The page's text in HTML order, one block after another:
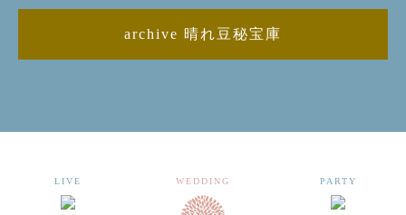
archive 晴れ豆秘宝庫
LIVE WEDDING PARTY